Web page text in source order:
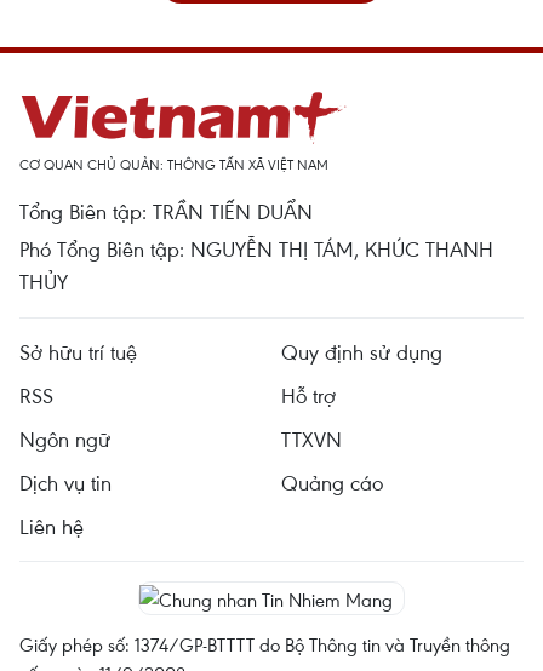
CƠ QUAN CHỦ QUẢN: THÔNG TẤN XÃ VIỆT NAM
Tổng Biên tập: TRẦN TIẾN DUẨN
Phó Tổng Biên tập: NGUYỄN THỊ TÁM, KHÚC THANH
THỦY
Sở hữu trí tuệ
Quy định sử dụng
RSS
Hỗ trợ
Ngôn ngữ
TTXVN
Dịch vụ tin
Quảng cáo
Liên hệ
Giấy phép số: 1374/GP-BTTTT do Bộ Thông tin và Truyền thông